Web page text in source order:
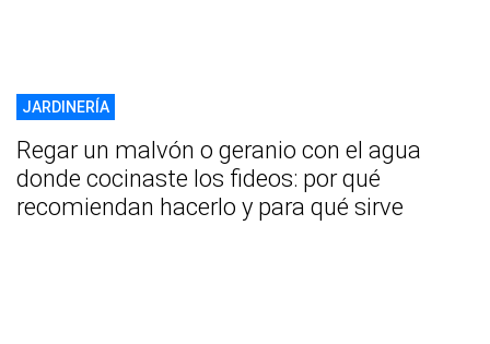
JARDINERÍA
Regar un malvón o geranio con el agua
donde cocinaste los fideos: por qué
recomiendan hacerlo y para qué sirve